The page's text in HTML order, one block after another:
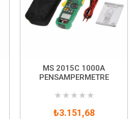
MS 2015C 1000A
PENSAMPERMETRE
★ ★ ★ ★ ★
₺3.151,68